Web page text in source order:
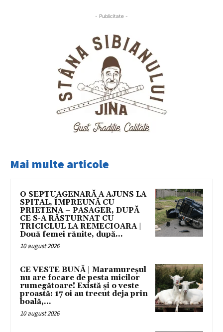
- Publicitate -
Mai multe articole
O SEPTUAGENARĂ A AJUNS LA
SPITAL, ÎMPREUNĂ CU
PRIETENA – PASAGER, DUPĂ
CE S-A RĂSTURNAT CU
TRICICLUL LA REMECIOARA |
Două femei rănite, după...
10 august 2026
CE VESTE BUNĂ | Maramureșul
nu are focare de pesta micilor
rumegătoare! Există și o veste
proastă: 17 oi au trecut deja prin
boală,...
10 august 2026